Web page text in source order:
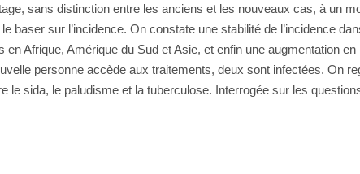
sans distinction entre les anciens et les nouveaux cas, à un
baser sur l’incidence. On constate une stabilité de l’incidence
Afrique, Amérique du Sud et Asie, et enfin une augmentation en
personne accède aux traitements, deux sont infectées. On
sida, le paludisme et la tuberculose. Interrogée sur les